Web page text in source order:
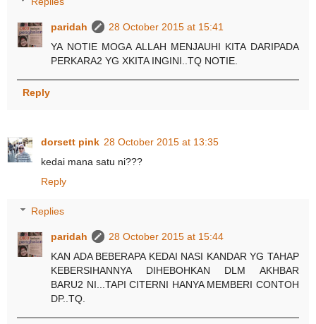
paridah
28 October 2015 at 15:41
YA NOTIE MOGA ALLAH MENJAUHI KITA DARIPADA
PERKARA2 YG XKITA INGINI..TQ NOTIE.
Reply
dorsett pink 28 October 2015 at 13:35
kedai mana satu ni???
Reply
Replies
paridah
28 October 2015 at 15:44
KAN ADA BEBERAPA KEDAI NASI KANDAR YG TAHAP
KEBERSIHANNYA DIHEBOHKAN DLM AKHBAR
BARU2 NI...TAPI CITERNI HANYA MEMBERI CONTOH
DP..TQ.